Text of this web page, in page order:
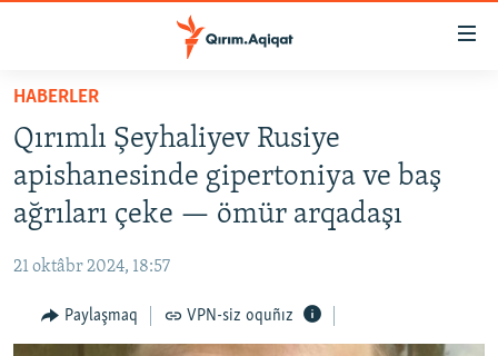
Esas
qaytmaq
Baş
navigatsiyağa
qaytmaq
Qıdıruvğa
HABERLER
SİYASET
İQTİSADİYAT
MEDENİYET
İNSAN AQLARI
HABERLER
Qırımlı Şeyhaliyev Rusiye
apishanesinde gipertoniya ve baş
ağrıları çeke — ömür arqadaşı
21 oktâbr 2024, 18:57
Paylaşmaq VPN-siz oquñız